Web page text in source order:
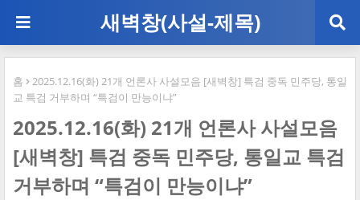
새벽창(사설-제목)
홈
2025.12.16(화) 21개 언론사 사설모음 [새벽창] 특검 중독 민주당, 통일
교 특검 거부하며 “특검이 만능이냐”
2025.12.16(화) 21개 언론사 사설모음
[새벽창] 특검 중독 민주당, 통일교 특검
거부하며 “특검이 만능이냐”